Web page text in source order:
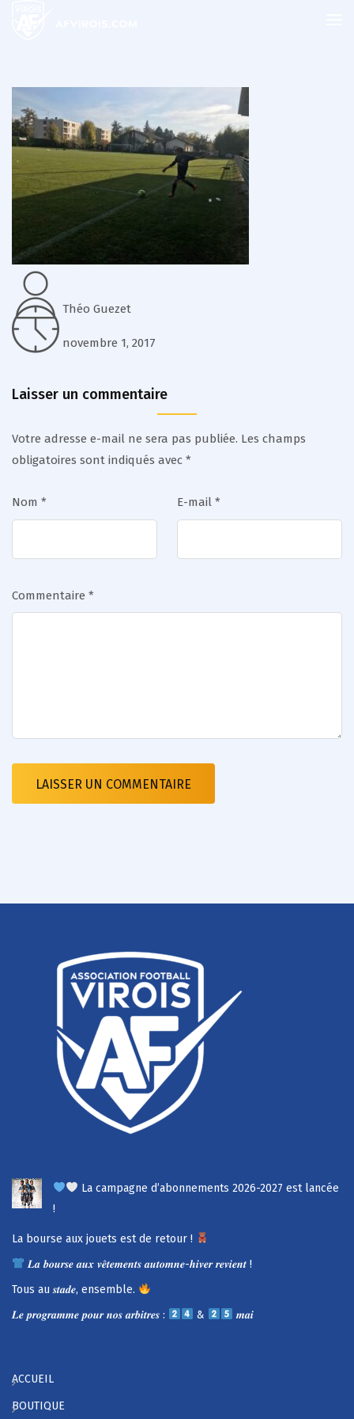
Théo Guezet
novembre 1, 2017
Laisser un commentaire
Votre adresse e-mail ne sera pas publiée. Les champs
obligatoires sont indiqués avec *
Nom * E-mail *
Commentaire *
La campagne d’abonnements 2026-2027 est lancée
!
La bourse aux jouets est de retour !
𝑳𝒂 𝒃𝒐𝒖𝒓𝒔𝒆 𝒂𝒖𝒙 𝒗𝒆̂𝒕𝒆𝒎𝒆𝒏𝒕𝒔 𝒂𝒖𝒕𝒐𝒎𝒏𝒆-𝒉𝒊𝒗𝒆𝒓 𝒓𝒆𝒗𝒊𝒆𝒏𝒕 !
Tous au 𝒔𝒕𝒂𝒅𝒆, ensemble.
𝑳𝒆 𝒑𝒓𝒐𝒈𝒓𝒂𝒎𝒎𝒆 𝒑𝒐𝒖𝒓 𝒏𝒐𝒔 𝒂𝒓𝒃𝒊𝒕𝒓𝒆𝒔 :
& 𝒎𝒂𝒊
ACCUEIL
BOUTIQUE